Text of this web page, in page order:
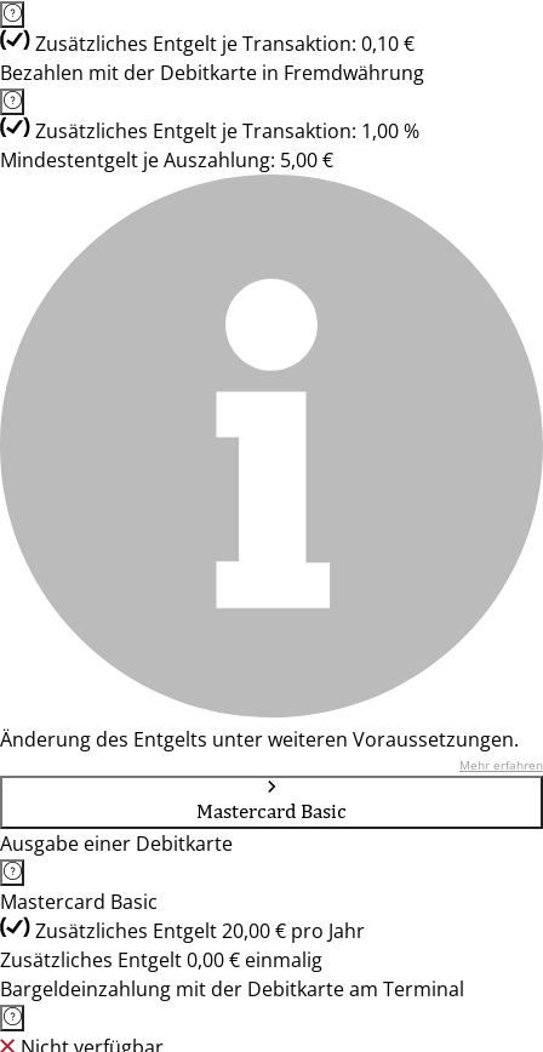
Zusätzliches Entgelt je Transaktion: 0,10 €
Bezahlen mit der Debitkarte in Fremdwährung
Zusätzliches Entgelt je Transaktion: 1,00 %
Mindestentgelt je Auszahlung: 5,00 €
Änderung des Entgelts unter weiteren Voraussetzungen.
Mehr erfahren
Mastercard Basic
Ausgabe einer Debitkarte
Mastercard Basic
Zusätzliches Entgelt 20,00 € pro Jahr
Zusätzliches Entgelt 0,00 € einmalig
Bargeldeinzahlung mit der Debitkarte am Terminal